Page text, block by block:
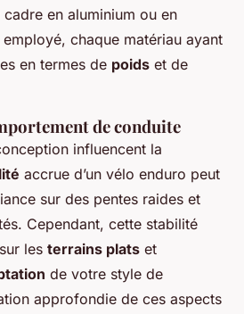
en aluminium ou en
chaque matériau ayant
en termes de poids et de
de conduite
influencent la
accrue d’un vélo enduro peut
sur des pentes raides et
Cependant, cette stabilité
les terrains plats et
de votre style de
approfondie de ces aspects